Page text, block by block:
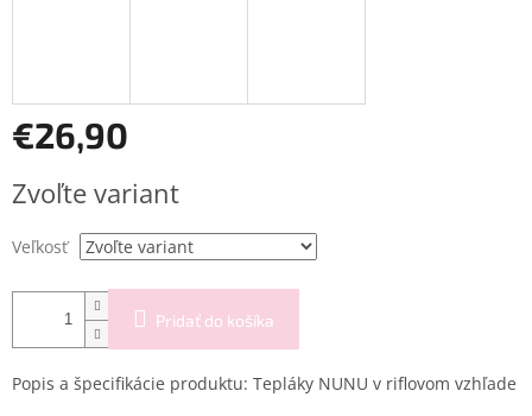
€26,90
cena:
Zvoľte variant
Veľkosť
Pridať do košíka
Popis a špecifikácie produktu: Tepláky NUNU v riflovom vzhľade